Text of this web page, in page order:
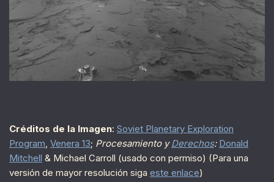
Créditos de la Imagen: Soviet Planetary Exploration
Program, Venera 13; Procesamiento yDerechos: Donald
Mitchell & Michael Carroll (usado con permiso) (Para una
versión de mayor resolución siga este enlace)